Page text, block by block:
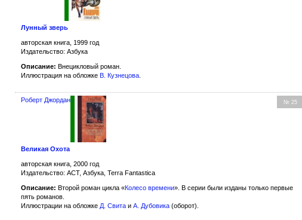
Лунный зверь
авторская книга, 1999 год
Издательство: Азбука
Описание: Внецикловый роман.
Иллюстрация на обложке В. Кузнецова
№ 25
Роберт Джордан
Великая Охота
авторская книга, 2000 год
Издательство: АСТ, Азбука, Terra Fantastica
Описание: Второй роман цикла «Колесо времени». В серии были изданы только первые
пять романов.
Иллюстрации на обложке Д. Свита и А. Дубовика (оборот).